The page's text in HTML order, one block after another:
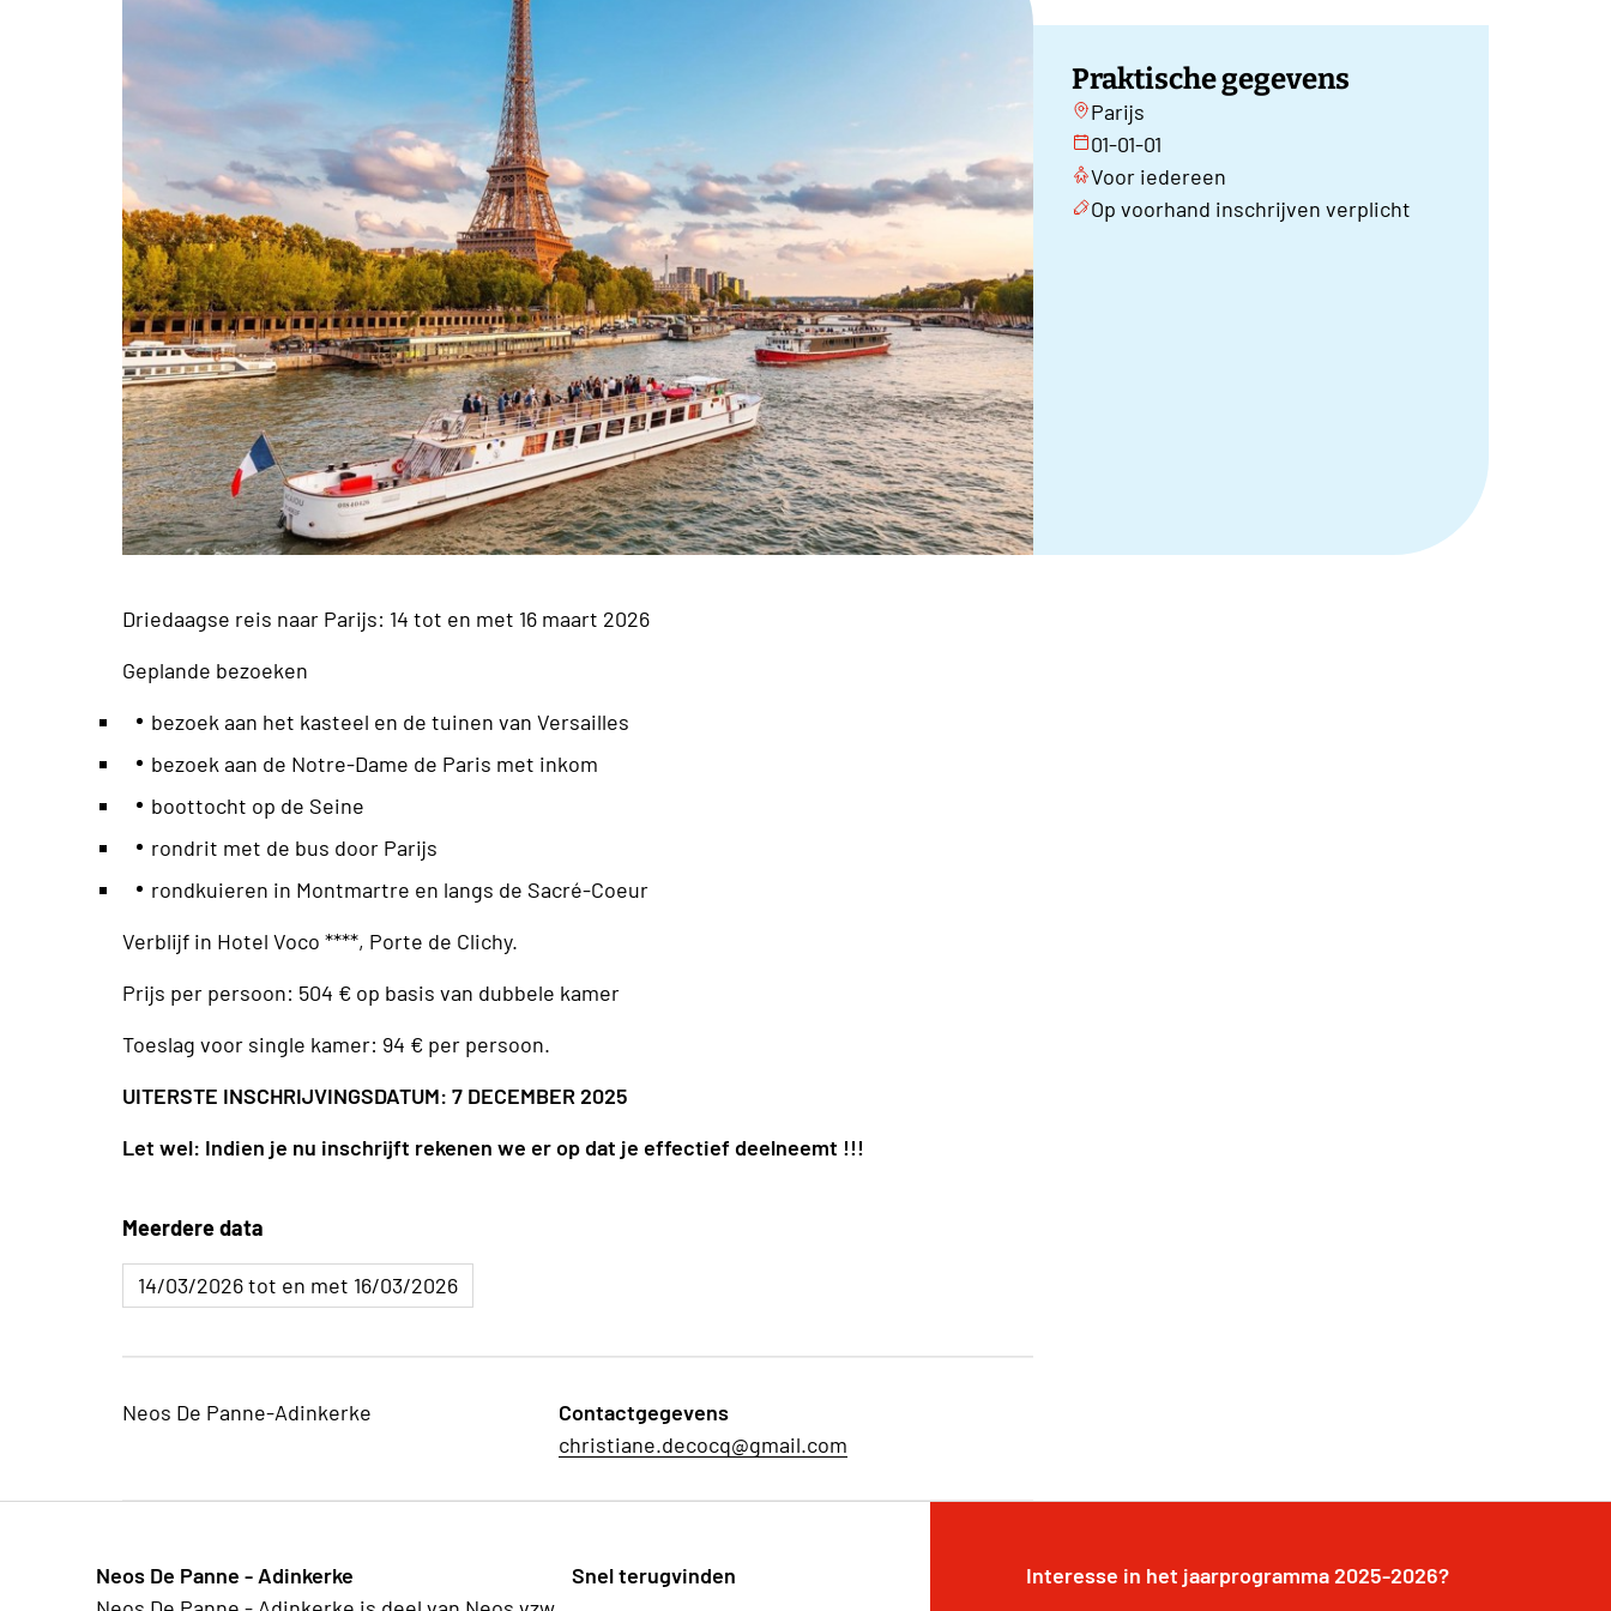
Praktische gegevens
Parijs
01-01-01
Voor iedereen
Op voorhand inschrijven verplicht
Driedaagse reis naar Parijs: 14 tot en met 16 maart 2026
Geplande bezoeken
bezoek aan het kasteel en de tuinen van Versailles
bezoek aan de Notre-Dame de Paris met inkom
boottocht op de Seine
rondrit met de bus door Parijs
rondkuieren in Montmartre en langs de Sacré-Coeur
Verblijf in Hotel Voco ****, Porte de Clichy.
Prijs per persoon: 504 € op basis van dubbele kamer
Toeslag voor single kamer: 94 € per persoon.
UITERSTE INSCHRIJVINGSDATUM: 7 DECEMBER 2025
Let wel: Indien je nu inschrijft rekenen we er op dat je effectief deelneemt !!!
Meerdere data
14/03/2026 tot en met 16/03/2026
Neos De Panne-Adinkerke
Contactgegevens
christiane.decocq@gmail.com
Neos De Panne - Adinkerke
Snel terugvinden Interesse in het jaarprogramma 2025-2026?